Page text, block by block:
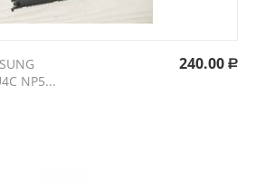
NP5...
240.00 Р